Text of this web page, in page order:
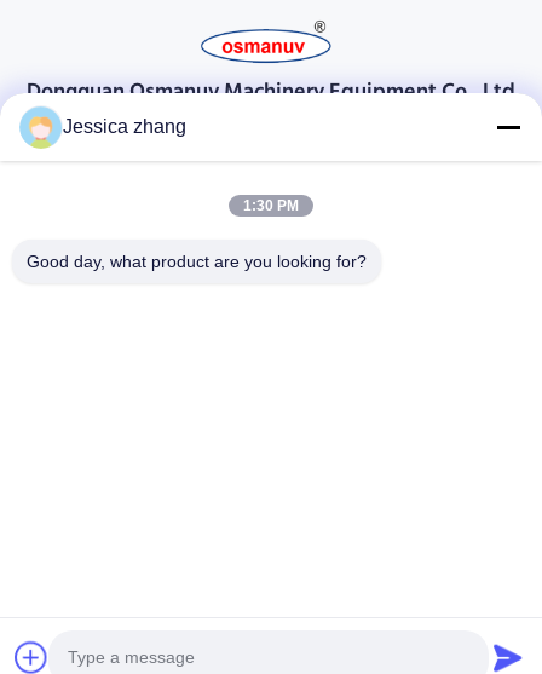
Dongguan Osmanuv Machinery Equipment Co., Ltd
डोंगगुआन ओस्मानुव मशीनरी उपकरण कं, लिमिटेड
28 दूसरा औद्योगिक, लियू चोंग वी, वानजियांग, डोंगगुआन, ग्वांगडोंग, चीन
86-769 -88125248
Copyright © 2021-2026 Dongguan Osmanuv Machinery Equipment Co., Ltd.
Jessica zhang
1:30 PM
Good day, what product are you looking for?